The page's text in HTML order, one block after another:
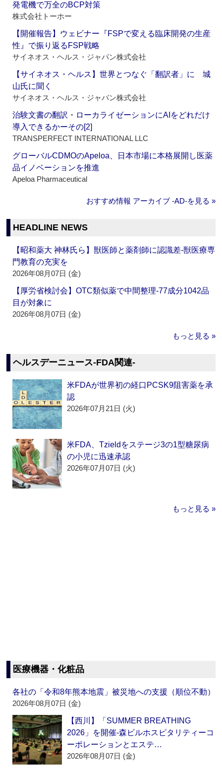
発電機で万全のBCP対策
株式会社トーホー
【開催報告】ウェビナー『FSPで変える臨床開発の生産
性』で振り返るFSP戦略
サイネオス・ヘルス・ジャパン株式会社
【サイネオス・ヘルス】世界とつなぐ「翻訳者」に 城
山氏に聞く
サイネオス・ヘルス・ジャパン株式会社
治験文書の翻訳・ローカライゼーションにAIをどれだけ
導入できるかーその[2]
TRANSPERFECT INTERNATIONAL LLC
グローバルCDMOのApeloa、日本市場に本格展開し医薬
品イノベーションを推進
Apeloa Pharmaceutical
おすすめ情報 アーカイブ ‐AD‐を見る »
HEADLINE NEWS
【昭和薬大 神林氏ら】獣医師と薬剤師に認識差‐獣医療専
門教育の充実を
2026年08月07日 (金)
【厚労省検討会】OTC類似薬で中間整理‐77成分1042品
目が対象に
2026年08月07日 (金)
もっと見る »
ヘルスデーニュース‐FDA関連‐
米FDAが世界初の経口PCSK9阻害薬を承
認
2026年07月21日 (火)
米FDA、Tzieldをステージ3の1型糖尿病
の小児に迅速承認
2026年07月07日 (火)
もっと見る »
医療機器・化粧品
各社の「令和8年熊本地震」被災地への支援（順位不動）
2026年08月07日 (金)
【西川】「SUMMER BREATHING
2026」を開催‐森ビルホスピタリティーコ
ーポレーションとエステ…
2026年08月07日 (金)